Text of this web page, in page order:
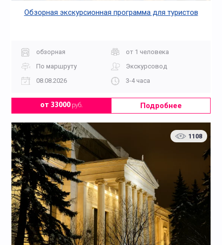
Обзорная экскурсионная программа для туристов
обзорная
от 1 человека
По маршруту
Экскурсовод
08.08.2026
3-4 часа
от 33000руб. Подробнее
1108